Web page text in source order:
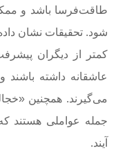
طاقت‌فرسا باشد و
شود. تحقیقات نشان
کمتر از دیگران
عاشقانه داشته
می‌گیرند. همچنین
جمله عواملی هستند
آیند.